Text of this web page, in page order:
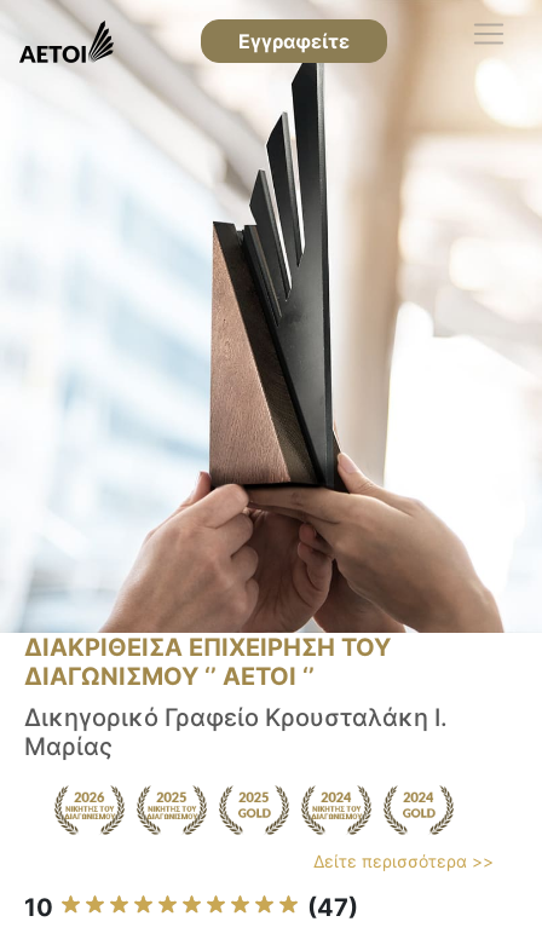
Εγγραφείτε
ΔΙΑΚΡΙΘΕΙΣΑ ΕΠΙΧΕΙΡΗΣΗ ΤΟΥ
ΔΙΑΓΩΝΙΣΜΟΥ ‘’ ΑΕΤΟΙ ‘’
Δικηγορικό Γραφείο Κρουσταλάκη Ι.
Μαρίας
Δείτε περισσότερα >>
10 (47)